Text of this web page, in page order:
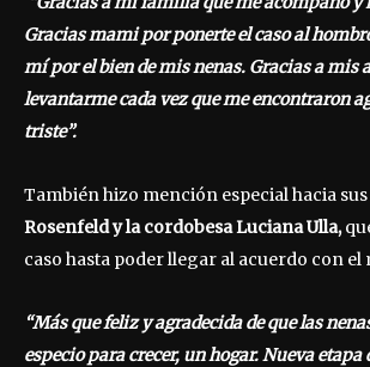
Gracias mami por ponerte el caso al
mí por el bien de mis nenas. Gracias a mis
levantarme cada vez que me encontraron
triste”.
También hizo mención especial hacia
Rosenfeld y la cordobesa Luciana Ulla,
caso hasta poder llegar al acuerdo con el
“Más que feliz y agradecida de que las
especio para crecer, un hogar. Nueva etapa